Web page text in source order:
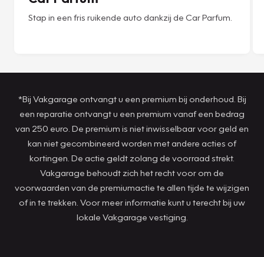
Stap in een fris ruikende auto dankzij de Car Parfum.
*Bij Vakgarage ontvangt u een premium bij onderhoud. Bij
een reparatie ontvangt u een premium vanaf een bedrag
van 250 euro. De premium is niet inwisselbaar voor geld en
kan niet gecombineerd worden met andere acties of
kortingen. De actie geldt zolang de voorraad strekt.
Vakgarage behoudt zich het recht voor om de
voorwaarden van de premiumactie te allen tijde te wijzigen
of in te trekken. Voor meer informatie kunt u terecht bij uw
lokale Vakgarage vestiging.